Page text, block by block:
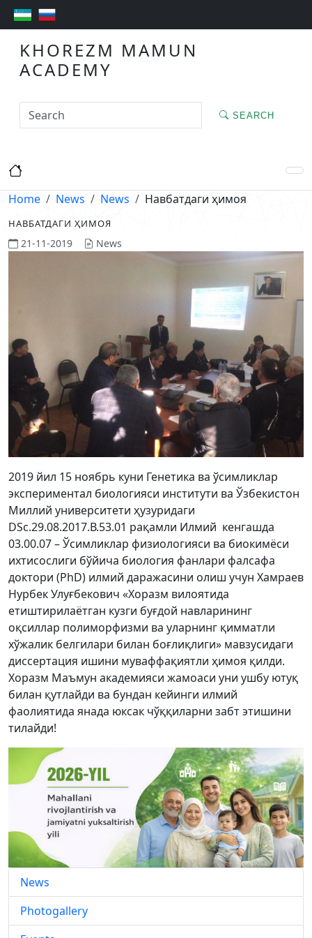
KHOREZM MAMUN
ACADEMY
SEARCH
Home News News Навбатдаги ҳимоя
НАВБАТДАГИ ҲИМОЯ
21-11-2019 News
2019 йил 15 ноябрь куни Генетика ва ўсимликлар
экспериментал биологияси институти ва Ўзбекистон
Миллий университети ҳузуридаги
DSc.29.08.2017.В.53.01 рақамли Илмий кенгашда
03.00.07 – Ўсимликлар физиологияси ва биокимёси
ихтисослиги бўйича биология фанлари фалсафа
доктори (PhD) илмий даражасини олиш учун Хамраев
Нурбек Улуғбекович «Хоразм вилоятида
етиштирилаётган кузги буғдой навларининг
оқсиллар полиморфизми ва уларнинг қимматли
хўжалик белгилари билан боғлиқлиги» мавзусидаги
диссертация ишини муваффақиятли ҳимоя қилди.
Хоразм Маъмун академияси жамоаси уни ушбу ютуқ
билан қутлайди ва бундан кейинги илмий
фаолиятида янада юксак чўққиларни забт этишини
тилайди!
News
Photogallery